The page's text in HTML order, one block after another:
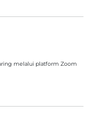
melalui platform Zoom